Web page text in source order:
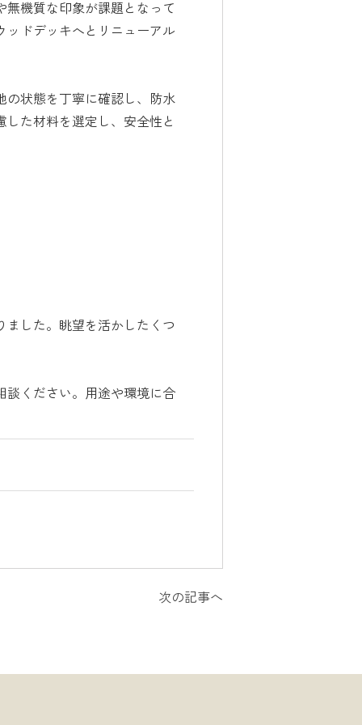
機質な印象が課題となって
ドデッキへとリニューアル
の状態を丁寧に確認し、防水
た材料を選定し、安全性と
した。眺望を活かしたくつ
談ください。用途や環境に合
次の記事へ